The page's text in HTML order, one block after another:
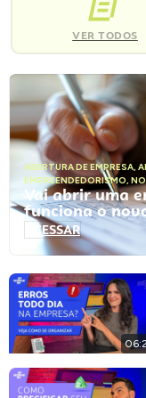
VER TODOS
ABERTURA DE EMPRESA,
EMPREENDEDORISMO,
Vai abrir uma
funciona o
ACESSAR